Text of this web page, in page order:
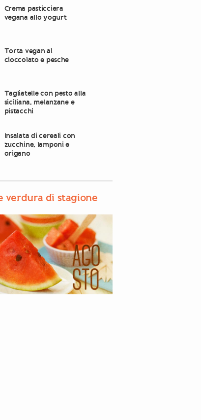
Crema pasticciera
vegana allo yogurt
Torta vegan al
cioccolato e pesche
Tagliatelle con pesto alla
siciliana, melanzane e
pistacchi
Insalata di cereali con
zucchine, lamponi e
origano
verdura di stagione